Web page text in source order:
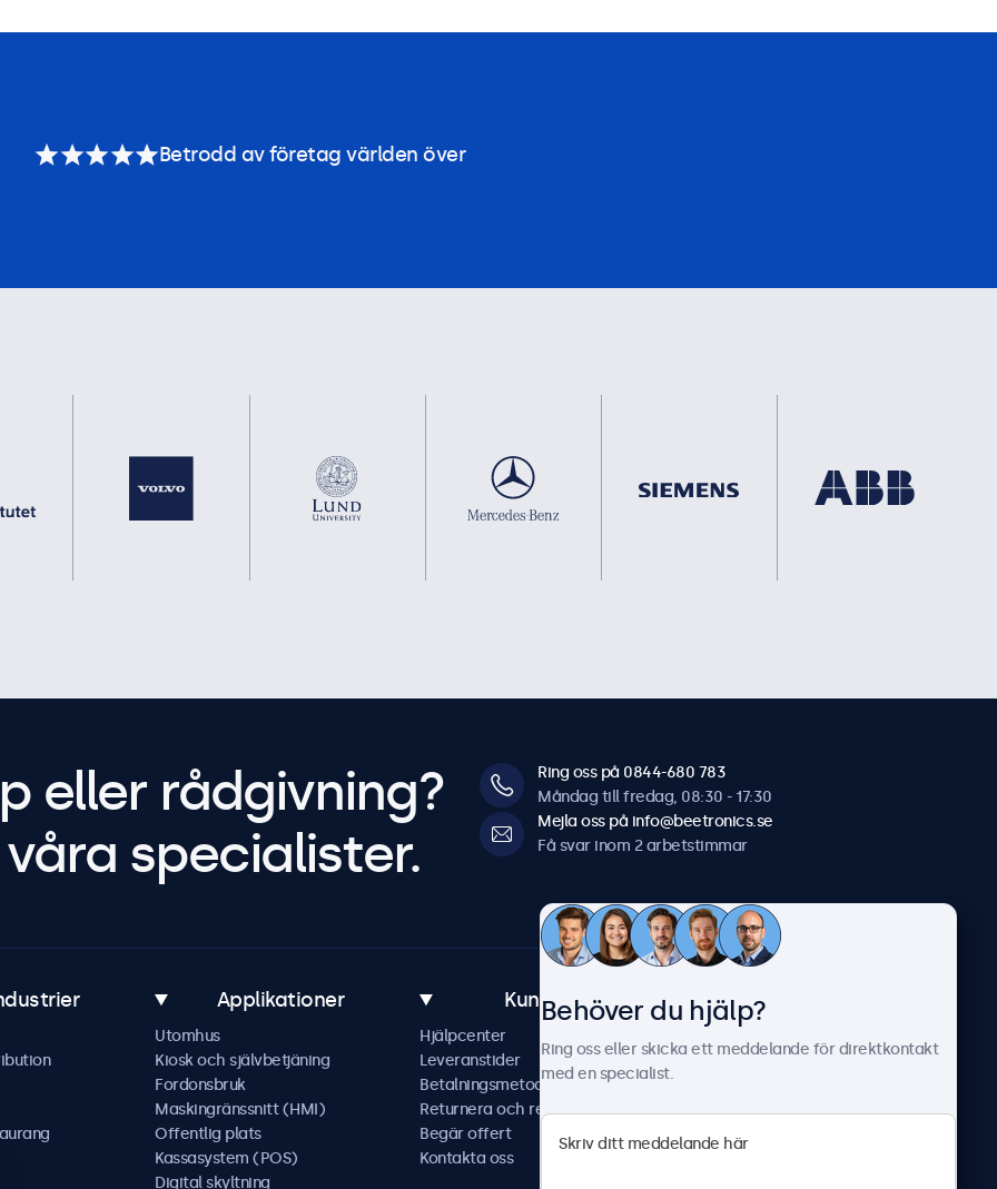
Betrodd av företag världen över
eller rådgivning?
specialister.
Ring oss på 0844-680 783
Måndag till fredag, 08:30 - 17:30
Mejla oss på info@beetronics.se
Få svar inom 2 arbetstimmar
Applikationer
Utomhus
Kiosk och självbetjäning
Fordonsbruk
Maskingränssnitt (HMI)
Offentlig plats
Kassasystem (POS)
Digital skyltning
Kundtjänst
Hjälpcenter
Leveranstider
Betalningsmetoder
Returnera och reparera
Begär offert
Kontakta oss
Om Beetronics
Nyheter & uppdateringar
Jobba hos oss
Allmänna villkor
Behöver du hjälp?
Ring oss eller skicka ett meddelande för direktkontakt
med en specialist.